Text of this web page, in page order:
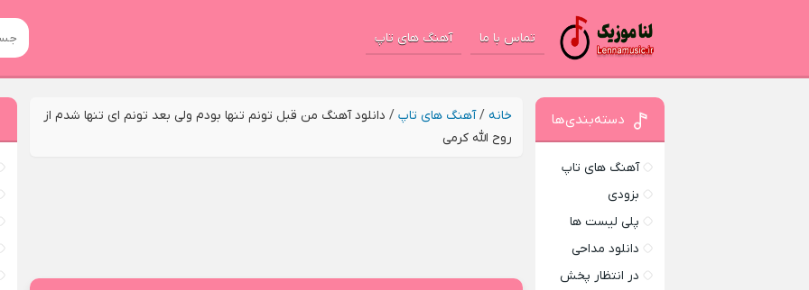
تماس با ما آهنگ های تاپ
خانه /آهنگ های تاپ / دانلود آهنگ من قبل تونم تنها بودم ولی بعد تونم ای تنها شدم از
روح الله کرمی
دسته‌بندی‌ها
آهنگ های تاپ
بزودی
پلی لیست ها
دانلود مداحی
در انتظار پخش